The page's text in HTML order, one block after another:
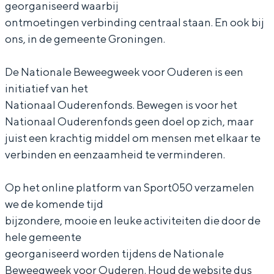
Bijzonder overnachten
slapen in een voormalige graanzolder
van een molen tot overnachten in een
iglo van stro: Groningen biedt voor ieder
Wandelen
Eten & drinken
Winkelen
Overnachten
l
e
B
e
e
g
e
e
k
n
a
l
B
e
w
e
g
w
e
e
o
n
a
l
e
B
e
w
e
g
w
e
o
n
a
l
e
B
e
w
e
g
w
e
georganiseerd waarbij
ontmoetingen verbinding centraal staan. En ook bij
ons, in de gemeente Groningen.
De Nationale Beweegweek voor Ouderen is een
initiatief van het
Nationaal Ouderenfonds. Bewegen is voor het
Nationaal Ouderenfonds geen doel op zich, maar
juist een krachtig middel om mensen met elkaar te
verbinden en eenzaamheid te verminderen.
Op het online platform van Sport050 verzamelen
we de komende tijd
bijzondere, mooie en leuke activiteiten die door de
hele gemeente
georganiseerd worden tijdens de Nationale
Beweegweek voor Ouderen. Houd de website dus